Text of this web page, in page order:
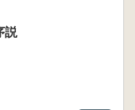
説